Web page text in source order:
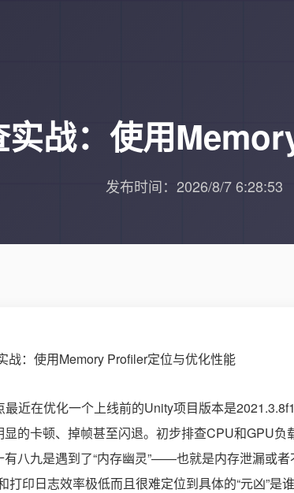
战：使用
发布时间：2026/8/7 6:28:53
最近在优化一个上线前的Unity项目版本是
的卡顿、掉帧甚至闪退。初步排查CPU和GPU负
八九是遇到了“内存幽灵”——也就是内存泄漏或
打印日志效率极低而且很难定位到具体的“元凶”是